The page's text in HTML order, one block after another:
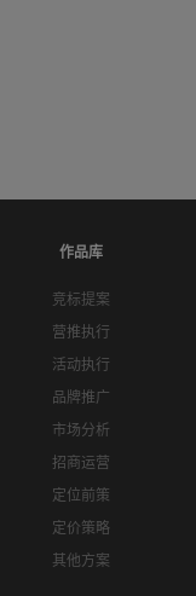
作品库
竞标提案
营推执行
活动执行
品牌推广
市场分析
招商运营
定位前策
定价策略
其他方案